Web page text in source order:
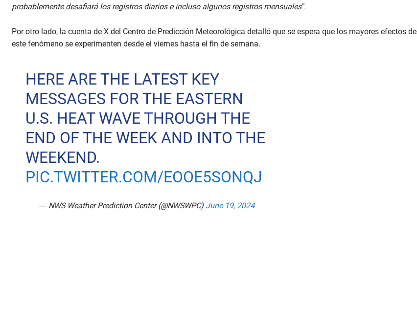
probablemente desafiará los registros diarios e incluso algunos registros mensuales”.
Por otro lado, la cuenta de X del Centro de Predicción Meteorológica detalló que se espera que los mayores efectos de
este fenómeno se experimenten desde el viernes hasta el fin de semana.
HERE ARE THE LATEST KEY
MESSAGES FOR THE EASTERN
U.S. HEAT WAVE THROUGH THE
END OF THE WEEK AND INTO THE
WEEKEND.
PIC.TWITTER.COM/EOOE5SONQJ
— NWS Weather Prediction Center (@NWSWPC) June 19, 2024